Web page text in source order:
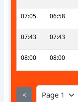
07:05 06:58
07:43 07:43
08:00 08:00
<